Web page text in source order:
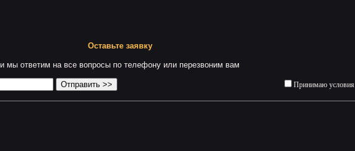
Оставьте заявку
и мы ответим на все вопросы по телефону или перезвоним вам
Принимаю условия